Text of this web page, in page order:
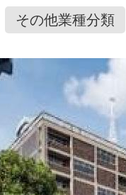
その他業種分類